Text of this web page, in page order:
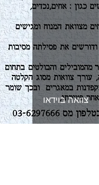
צוואה בוידאו